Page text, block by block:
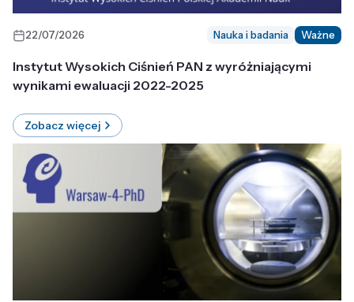
22/07/2026 Nauka i badania Ważne
Instytut Wysokich Ciśnień PAN z wyróżniającymi
wynikami ewaluacji 2022-2025
Zobacz więcej